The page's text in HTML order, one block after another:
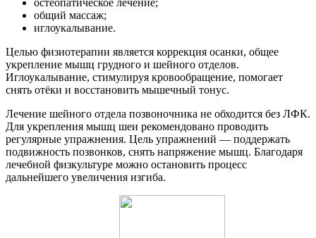
общий массаж;
иглоукалывание.
Целью физиотерапии является коррекция осанки, общее
укрепление мышц грудного и шейного отделов.
Иглоукалывание, стимулируя кровообращение, помогает
снять отёки и восстановить мышечный тонус.
Лечение шейного отдела позвоночника не обходится без ЛФК.
Для укрепления мышц шеи рекомендовано проводить
регулярные упражнения. Цель упражнений — поддержать
подвижность позвонков, снять напряжение мышц. Благодаря
лечебной физкультуре можно остановить процесс
дальнейшего увеличения изгиба.